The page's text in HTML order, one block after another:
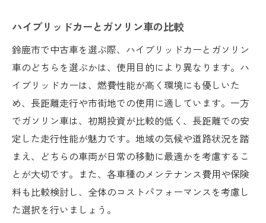
ハイブリッドカーとガソリン車の比較
鈴鹿市で中古車を選ぶ際、ハイブリッドカーとガソリン
車のどちらを選ぶかは、使用目的により異なります。ハ
イブリッドカーは、燃費性能が高く環境にも優しいた
め、長距離走行や市街地での使用に適しています。一方
でガソリン車は、初期投資が比較的低く、長距離での安
定した走行性能が魅力です。地域の気候や道路状況を踏
まえ、どちらの車両が日常の移動に最適かを考慮するこ
とが大切です。また、各車種のメンテナンス費用や保険
料も比較検討し、全体のコストパフォーマンスを考慮し
た選択を行いましょう。